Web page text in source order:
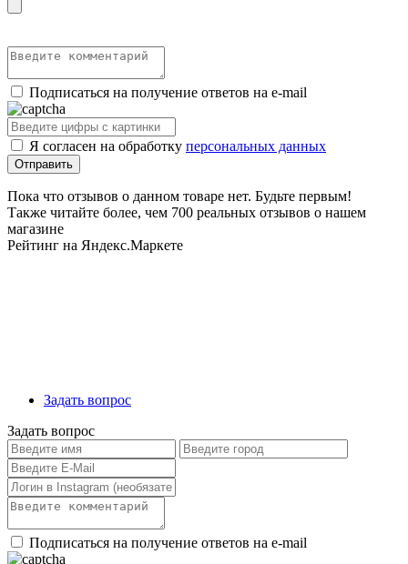
Подписаться на получение ответов на e-mail
Я согласен на обработку персональных данных
Пока что отзывов о данном товаре нет. Будьте первым!
Также читайте более, чем 700 реальных отзывов о нашем
магазине
Рейтинг на Яндекс.Маркете
Задать вопрос
Задать вопрос
Подписаться на получение ответов на e-mail